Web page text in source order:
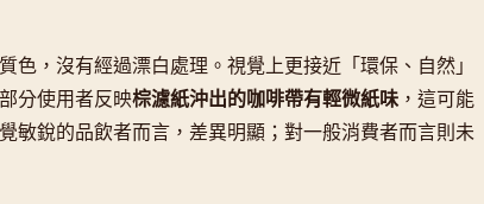
色，沒有經過漂白處理。視覺上更接近「環保、自然」
分使用者反映棕濾紙沖出的咖啡帶有輕微紙味 ，這可能
敏銳的品飲者而言，差異明顯；對一般消費者而言則未